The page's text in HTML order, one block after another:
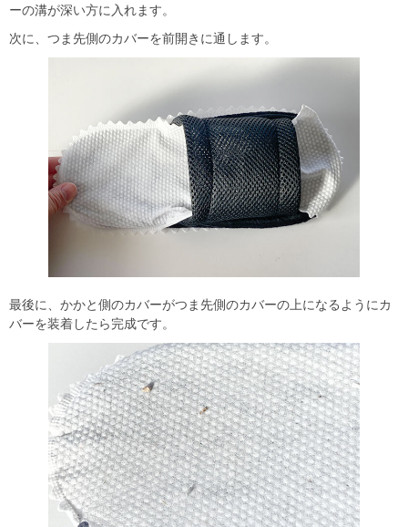
ーの溝が深い方に入れます。
次に、つま先側のカバーを前開きに通します。
最後に、かかと側のカバーがつま先側のカバーの上になるようにカ
バーを装着したら完成です。